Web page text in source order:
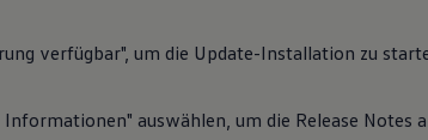
verfügbar", um die Update-Installation zu
auswählen, um die Release Notes